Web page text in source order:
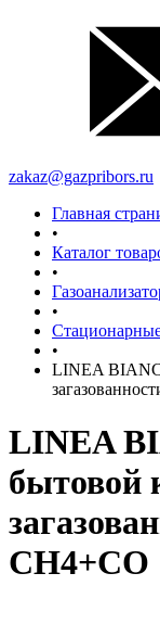
zakaz@gazpribors.ru
Главная
•
Каталог
•
•
•
LINEA
LINEA
бытовой
CH4+CO